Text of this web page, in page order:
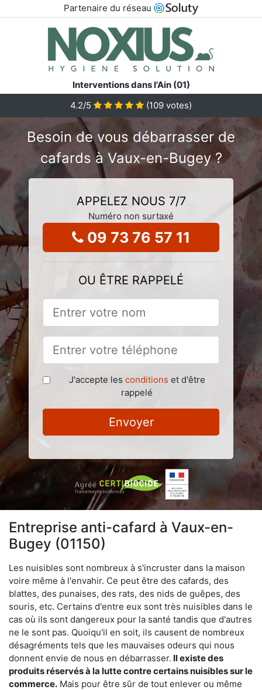
Partenaire du réseau
Interventions dans l'Ain (01)
4.2/5 (109 votes)
Besoin de vous débarrasser de
cafards à Vaux-en-Bugey ?
APPELEZ NOUS 7/7
Numéro non surtaxé
09 73 76 57 11
OU ÊTRE RAPPELÉ
J'accepte les conditions et d'être
rappelé
Envoyer
Entreprise anti-cafard à Vaux-en-
Bugey (01150)
Les nuisibles sont nombreux à s'incruster dans la maison
voire même à l'envahir. Ce peut être des cafards, des
blattes, des punaises, des rats, des nids de guêpes, des
souris, etc. Certains d'entre eux sont très nuisibles dans le
cas où ils sont dangereux pour la santé tandis que d'autres
ne le sont pas. Quoiqu'il en soit, ils causent de nombreux
désagréments tels que les mauvaises odeurs qui nous
donnent envie de nous en débarrasser. Il existe des
produits réservés à la lutte contre certains nuisibles sur le
commerce. Mais pour être sûr de tout enlever ou même